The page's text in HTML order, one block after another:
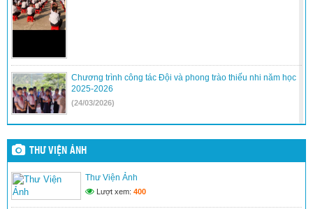
Chương trình công tác Đội và phong trào thiếu nhi năm học
2025-2026
(24/03/2026)
(24/03/2026)
Trường TH La Văn Cầu tham gia thi viết thư UPU lần thứ 52
và thi vẽ tranh theo chủ đề “ Bác Hồ với Thiếu Nhi”
THƯ VIỆN ẢNH
Thư Viện Ảnh
Lượt xem: 400